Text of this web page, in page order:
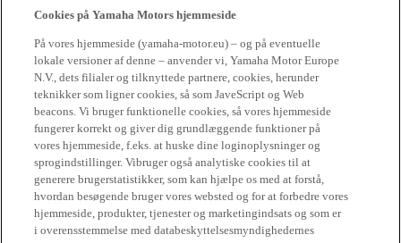
Cookies på Yamaha Motors hjemmeside
På vores hjemmeside (yamaha-motor.eu) – og på eventuelle
lokale versioner af denne – anvender vi, Yamaha Motor Europe
N.V., dets filialer og tilknyttede partnere, cookies, herunder
teknikker som ligner cookies, så som JaveScript og Web
beacons. Vi bruger funktionelle cookies, så vores hjemmeside
fungerer korrekt og giver dig grundlæggende funktioner på
vores hjemmeside, f.eks. at huske dine loginoplysninger og
sprogindstillinger. Vibruger også analytiske cookies til at
generere brugerstatistikker, som kan hjælpe os med at forstå,
hvordan besøgende bruger vores websted og for at forbedre vores
hjemmeside, produkter, tjenester og marketingindsats og som er
i overensstemmelse med databeskyttelsesmyndighedernes